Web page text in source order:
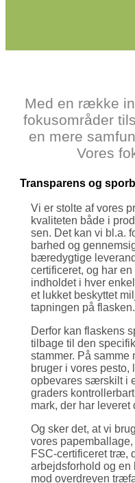
Med en række
fokus­områder
en mere
Vores
Transparens og
Vi er stolte af vores
kvaliteten både i
sen. Det kan vi bl.a.
barhed og
bære­dygtige
certifi­ceret, og har
indholdet i hver
et lukket beskyttet
tapningen på flasken.
Derfor kan flaskens
tilbage til den
stammer. På samme
bruger i vores
opbevares særskilt i
graders
mark, der har leveret
Og sker det, at vi
vores
FSC-certi­ficeret træ,
arbejds­forhold og en
mod overdreven